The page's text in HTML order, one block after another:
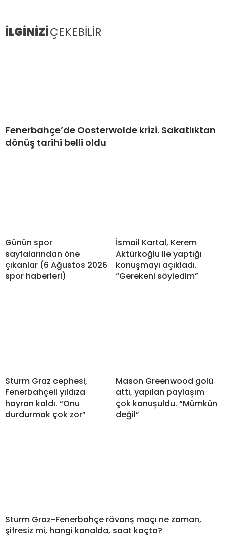
İLGİNİZİÇEKEBİLİR
Fenerbahçe’de Oosterwolde krizi. Sakatlıktan
dönüş tarihi belli oldu
Günün spor
sayfalarından öne
çıkanlar (6 Ağustos 2026
spor haberleri)
İsmail Kartal, Kerem
Aktürkoğlu ile yaptığı
konuşmayı açıkladı.
“Gerekeni söyledim”
Sturm Graz cephesi,
Fenerbahçeli yıldıza
hayran kaldı. “Onu
durdurmak çok zor”
Mason Greenwood golü
attı, yapılan paylaşım
çok konuşuldu. “Mümkün
değil”
Sturm Graz-Fenerbahçe rövanş maçı ne zaman,
şifresiz mi, hangi kanalda, saat kaçta?